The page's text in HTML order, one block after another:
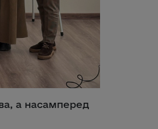
а насамперед